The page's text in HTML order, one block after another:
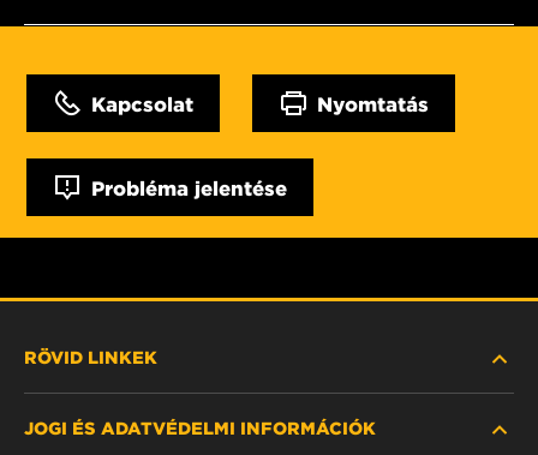
Kapcsolat Nyomtatás
Probléma jelentése
RÖVID LINKEK
JOGI ÉS ADATVÉDELMI INFORMÁCIÓK